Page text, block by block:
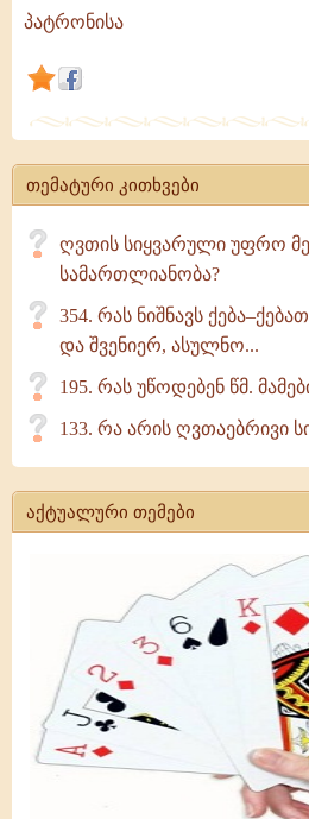
ისევე
სურს
ღვთისა,
როგორც
ერთგულ
მონებს
თავიანთი
პატრონისა
პატრონისა
თემატური კითხვები
ღვთის სიყვარული უფრო
სამართლიანობა?
354. რას ნიშნავს
და შვენიერ, ასულნო...
195. რას უწოდებენ წმ.
133. რა არის ღვთაებრივი
აქტუალური თემები